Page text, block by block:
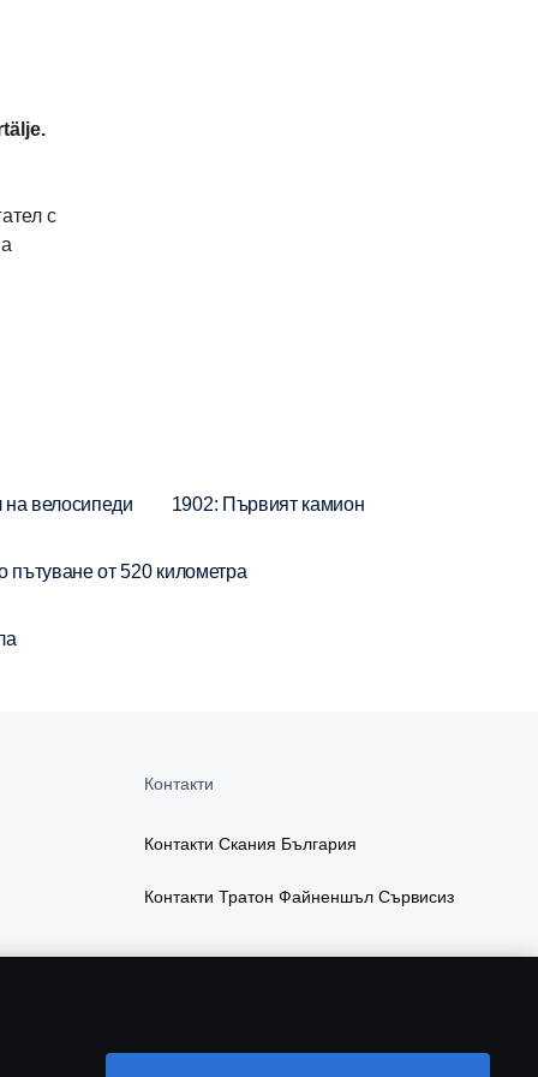
с
велосипеди 1902: Първият камион
пътуване от 520 километра
Контакти
Контакти Скания България
Контакти Тратон Файненшъл Сървисиз